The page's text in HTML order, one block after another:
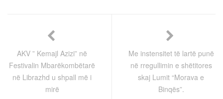
AKV ” Kemajl Azizi” në
Festivalin Mbarëkombëtarë
në Librazhd u shpall më i
mirë
Me instensitet të lartë punë
në rregullimin e shëtitores
skaj Lumit “Morava e
Binqës”.